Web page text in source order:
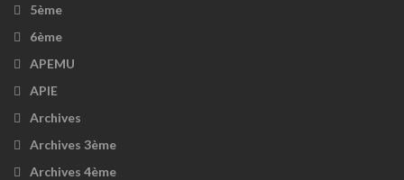
5ème
6ème
APEMU
APIE
Archives
Archives 3ème
Archives 4ème